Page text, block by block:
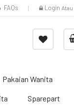
FAQs Login Atau
Pakaian Wanita
Sparepart